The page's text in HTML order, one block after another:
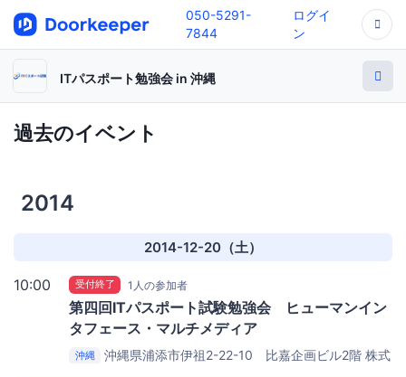
050-5291-
7844
ログイ
ン
ITパスポート勉強会 in 沖縄
過去のイベント
2014
2014-12-20（土）
10:00 受付終了 1人の参加者
第四回ITパスポート試験勉強会 ヒューマンイン
タフェース・マルチメディア
沖縄 沖縄県浦添市伊祖2-22-10 比嘉企画ビル2階 株式